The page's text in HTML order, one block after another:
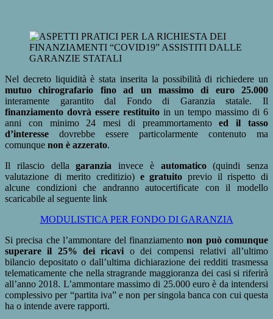
Nel decreto liquidità è stata inserita la possibilità di richiedere un
mutuo chirografario fino ad un massimo di euro 25.000
interamente garantito dal Fondo di Garanzia statale. Il
finanziamento dovrà essere restituito in un tempo massimo di 6
anni con minimo 24 mesi di preammortamentoed il tasso
d’interesse dovrebbe essere particolarmente contenuto ma
comunque non è azzerato.
Il rilascio della garanzia invece èautomatico(quindi senza
valutazione di merito creditizio) e gratuito previo il rispetto di
alcune condizioni che andranno autocertificate con il modello
scaricabile al seguente link
MODULISTICA PER FONDO DI GARANZIA
Si precisa che l’ammontare del finanziamentonon può comunque
superare il 25% dei ricavi o dei compensi relativi all’ultimo
bilancio depositato o dall’ultima dichiarazione dei redditi trasmessa
telematicamente che nella stragrande maggioranza dei casi si riferirà
all’anno 2018. L’ammontare massimo di 25.000 euro è da intendersi
complessivo per “partita iva” e non per singola banca con cui questa
ha o intende avere rapporti.